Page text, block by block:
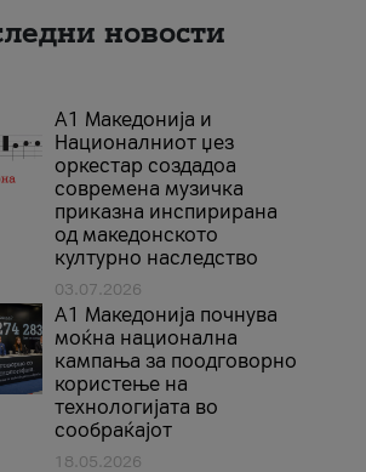
новости
А1 Македонија и
Националниот џез
оркестар создадоа
современа музичка
приказна инспирирана
од македонското
културно наследство
03.07.2026
A1 Македонија почнува
моќна национална
кампања за поодговорно
користење на
технологијата во
сообраќајот
18.05.2026